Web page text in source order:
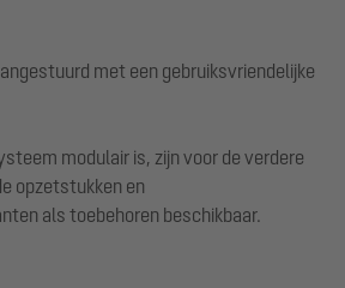
met een gebruiksvriendelijke
modulair is, zijn voor de verdere
opzetstukken en
als toebehoren beschikbaar.